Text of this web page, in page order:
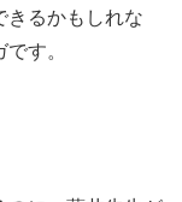
きるかもしれな
す。